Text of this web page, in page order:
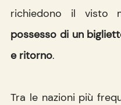
richiedono il visto
possesso di un
e ritorno.
Tra le nazioni più